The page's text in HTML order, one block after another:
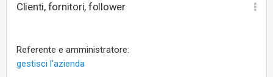
Clienti, fornitori, follower
Referente e amministratore:
gestisci l'azienda